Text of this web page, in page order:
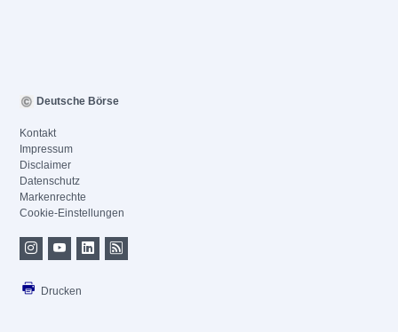
Deutsche Börse
Kontakt
Impressum
Disclaimer
Datenschutz
Markenrechte
Cookie-Einstellungen
Drucken